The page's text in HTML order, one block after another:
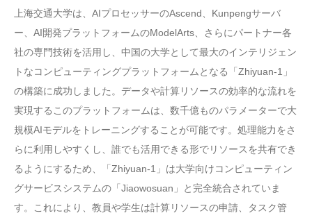
上海交通大学は、AIプロセッサーのAscend、Kunpengサーバ
ー、AI開発プラットフォームのModelArts、さらにパートナー各
社の専門技術を活用し、中国の大学として最大のインテリジェン
トなコンピューティングプラットフォームとなる「Zhiyuan-1」
の構築に成功しました。データや計算リソースの効率的な流れを
実現するこのプラットフォームは、数千億ものパラメーターで大
規模AIモデルをトレーニングすることが可能です。処理能力をさ
らに利用しやすくし、誰でも活用できる形でリソースを共有でき
るようにするため、「Zhiyuan-1」は大学向けコンピューティン
グサービスシステムの「Jiaowosuan」と完全統合されていま
す。これにより、教員や学生は計算リソースの申請、タスク管